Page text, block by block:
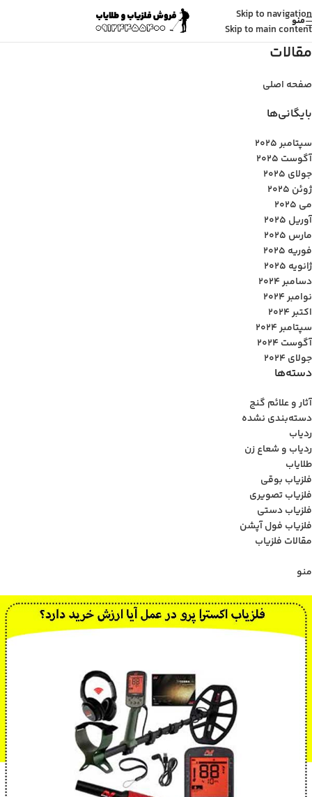
Skip to navigation
Skip to main content
منو
مقالات
صفحه اصلی
بایگانی‌ها
سپتامبر 2025
آگوست 2025
جولای 2025
ژوئن 2025
می 2025
آوریل 2025
مارس 2025
فوریه 2025
ژانویه 2025
دسامبر 2024
نوامبر 2024
اکتبر 2024
سپتامبر 2024
آگوست 2024
جولای 2024
دسته‌ها
آثار و علائم گنج
دسته‌بندی نشده
ردیاب
ردیاب و شعاع زن
طلایاب
فلزیاب بوقی
فلزیاب تصویری
فلزیاب دستی
فلزیاب فول آپشن
مقالات فلزیاب
منو